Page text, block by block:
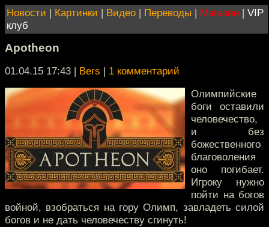
Новости | Картинки | Видео | Переводы | Магазин | VIP
клуб
Apotheon
01.04.15 17:43 | Bers | 1 комментарий
Олимпийские
боги оставили
человечество,
и без
божественного
благоволения
оно погибает.
Игроку нужно
пойти на богов
войной, взобраться на гору Олимп, завладеть силой
богов и не дать человечеству сгинуть!